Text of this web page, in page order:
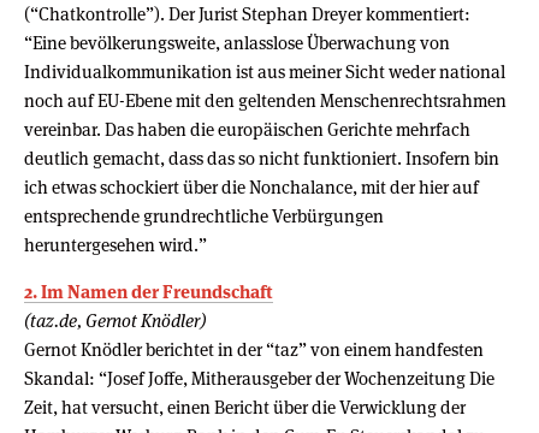
(“Chatkontrolle”). Der Jurist Stephan Dreyer kommentiert:
“Eine bevölkerungsweite, anlasslose Überwachung von
Individualkommunikation ist aus meiner Sicht weder national
noch auf EU-Ebene mit den geltenden Menschenrechtsrahmen
vereinbar. Das haben die europäischen Gerichte mehrfach
deutlich gemacht, dass das so nicht funktioniert. Insofern bin
ich etwas schockiert über die Nonchalance, mit der hier auf
entsprechende grundrechtliche Verbürgungen
heruntergesehen wird.”
2. Im Namen der Freundschaft
(taz.de, Gernot Knödler)
Gernot Knödler berichtet in der “taz” von einem handfesten
Skandal: “Josef Joffe, Mitherausgeber der Wochenzeitung Die
Zeit, hat versucht, einen Bericht über die Verwicklung der